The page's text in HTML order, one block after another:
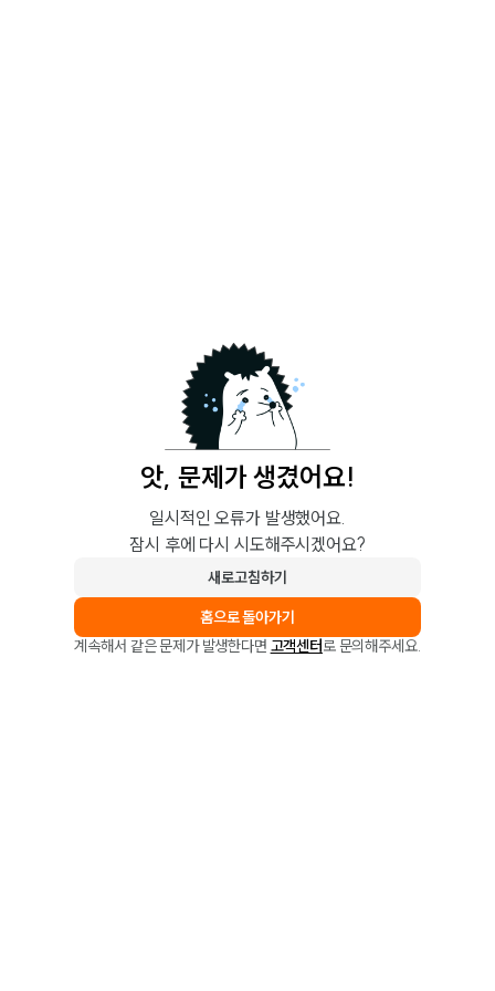
앗, 문제가 생겼어요!
일시적인 오류가 발생했어요.
잠시 후에 다시 시도해주시겠어요?
새로고침하기
홈으로 돌아가기
계속해서 같은 문제가 발생한다면 고객센터로 문의해주세요.